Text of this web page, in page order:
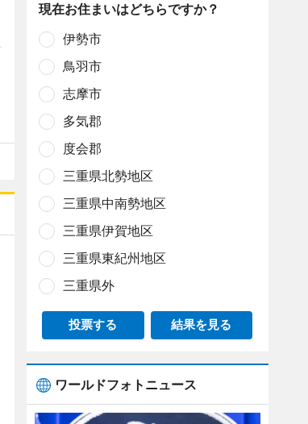
現在お住まいはどちらですか？
伊勢市
鳥羽市
志摩市
多気郡
度会郡
三重県北勢地区
三重県中南勢地区
三重県伊賀地区
三重県東紀州地区
三重県外
投票する 結果を見る
ワールドフォトニュース